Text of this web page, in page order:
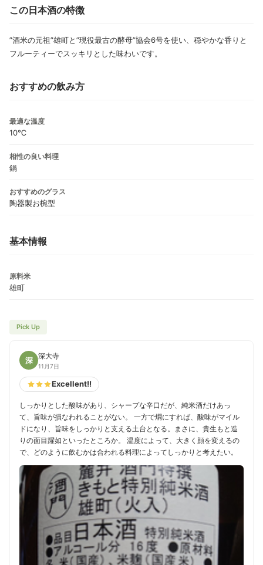
この日本酒の特徴
”酒米の元祖”雄町と”現役最古の酵母”協会6号を使い、穏やかな香りと
フルーティーでスッキリとした味わいです。
おすすめの飲み方
最適な温度
10℃
相性の良い料理
鍋
おすすめのグラス
陶器製お椀型
基本情報
原料米
雄町
Pick Up
深 深大寺
11月7日
Excellent!!
しっかりとした酸味があり、シャープな辛口だが、純米酒だけあっ
て、旨味が損なわれることがない。 一方で燗にすれば、酸味がマイル
ドになり、旨味をしっかりと支える土台となる。まさに、貴生もと造
りの面目躍如といったところか。 温度によって、大きく顔を変えるの
で、どのように飲むかは合われる料理によってしっかりと考えたい。